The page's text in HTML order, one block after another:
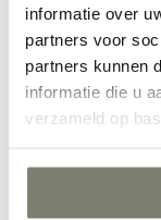
informatie over
partners voor
partners kunnen
informatie die u
verzameld op